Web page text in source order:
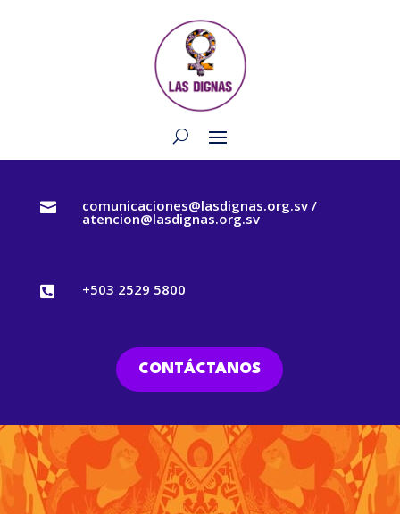
 comunicaciones@lasdignas.org.sv /
atencion@lasdignas.org.sv
 +503 2529 5800
CONTÁCTANOS